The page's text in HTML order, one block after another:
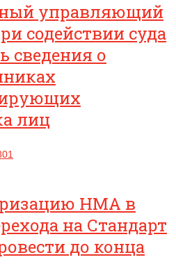
управляющий
содействии суда
сведения о
лиц
НМА в
на Стандарт
до конца